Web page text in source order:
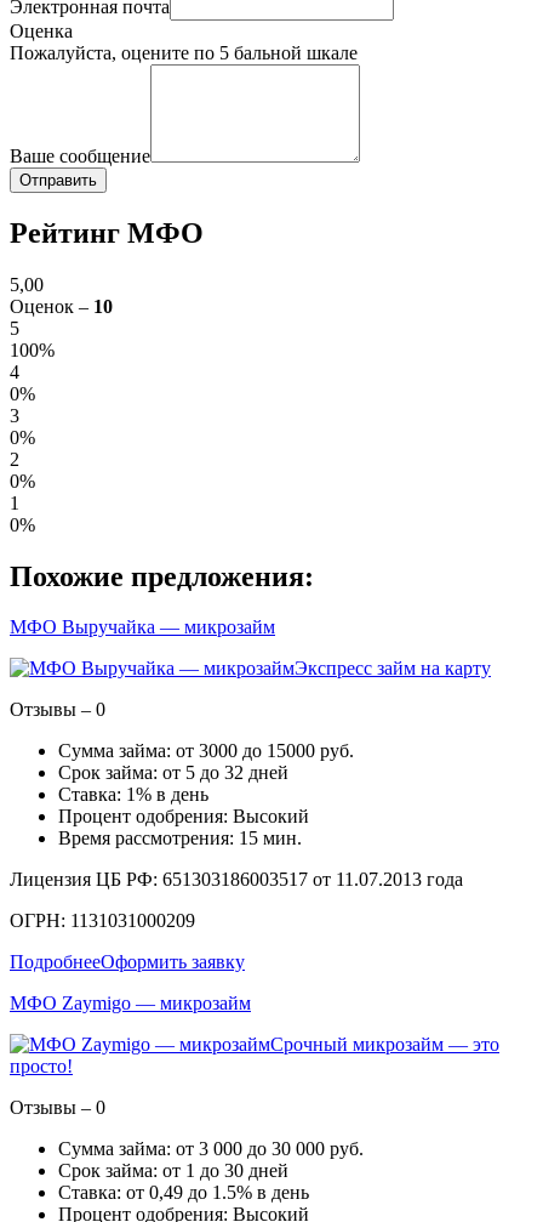
Электронная почта
Оценка
Пожалуйста, оцените по 5 бальной шкале
Ваше сообщение
Рейтинг МФО
5,00
Оценок – 10
5
100%
4
0%
3
0%
2
0%
1
0%
Похожие предложения:
МФО Выручайка — микрозайм
Экспресс займ на карту
Отзывы – 0
Сумма займа: от 3000 до 15000 руб.
Срок займа: от 5 до 32 дней
Ставка: 1% в день
Процент одобрения: Высокий
Время рассмотрения: 15 мин.
Лицензия ЦБ РФ: 651303186003517 от 11.07.2013 года
ОГРН: 1131031000209
ПодробнееОформить заявку
МФО Zaymigo — микрозайм
Срочный микрозайм — это
просто!
Отзывы – 0
Сумма займа: от 3 000 до 30 000 руб.
Срок займа: от 1 до 30 дней
Ставка: от 0,49 до 1.5% в день
Процент одобрения: Высокий